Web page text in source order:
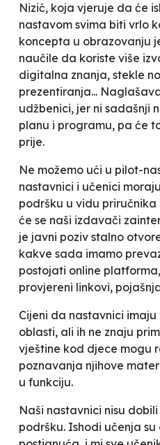
Nizić, koja vjeruje da će
nastavom svima biti vrlo
koncepta u obrazovanju
naučile da koriste više
digitalna znanja, stekle
prezentiranja...
udžbenici, jer ni sadašnji
planu i programu, pa će
prije.
Ne možemo ući u pilot-
nastavnici i učenici
podršku u vidu
će se naši izdavači
je javni poziv stalno
kakve sada imamo
postojati online
provjereni linkovi,
Cijeni da nastavnici imaju
oblasti, ali ih ne znaju
vještine kod djece mogu
poznavanja njihove
u funkciju.
Naši nastavnici nisu
podršku. Ishodi učenja